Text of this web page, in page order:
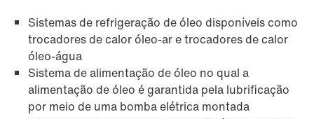
Sistemas de refrigeração de óleo disponíveis como
trocadores de calor óleo-ar e trocadores de calor
óleo-água
Sistema de alimentação de óleo no qual a
alimentação de óleo é garantida pela lubrificação
por meio de uma bomba elétrica montada